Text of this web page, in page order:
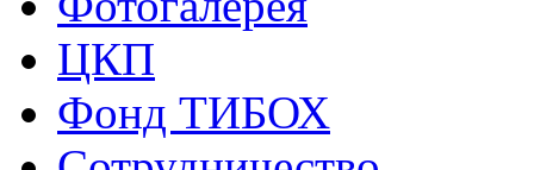
ЦКП
Фонд ТИБОХ